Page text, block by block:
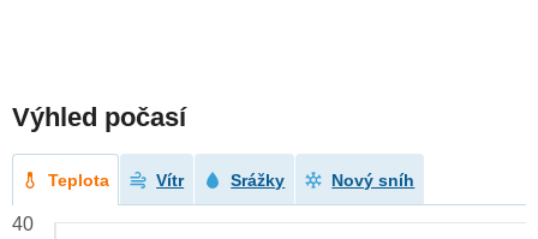
Výhled počasí
Teplota Vítr Srážky Nový sníh
40